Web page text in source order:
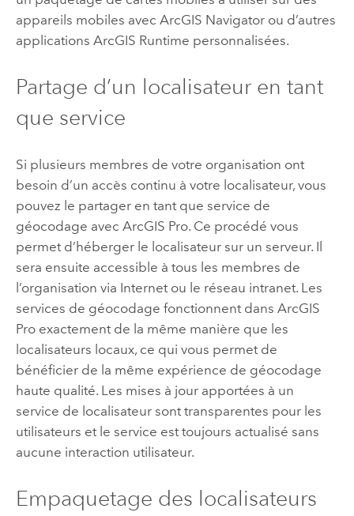
appareils mobiles avec ArcGIS Navigatorou d’autres
applications ArcGIS Runtime personnalisées.
Partage d’un localisateur en tant
que service
Si plusieurs membres de votre organisation ont
besoin d’un accès continu à votre localisateur, vous
pouvez le partager en tant que service de
géocodage avec ArcGIS Pro. Ce procédé vous
permet d’héberger le localisateur sur un serveur. Il
sera ensuite accessible à tous les membres de
l’organisation via Internet ou le réseau intranet. Les
services de géocodage fonctionnent dans ArcGIS
Proexactement de la même manière que les
localisateurs locaux, ce qui vous permet de
bénéficier de la même expérience de géocodage
haute qualité. Les mises à jour apportées à un
service de localisateur sont transparentes pour les
utilisateurs et le service est toujours actualisé sans
aucune interaction utilisateur.
Empaquetage des localisateurs